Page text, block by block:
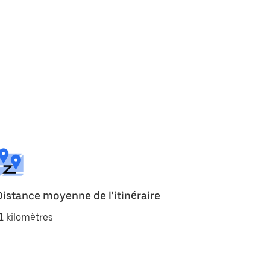
moyenne de l'itinéraire
kilomètres